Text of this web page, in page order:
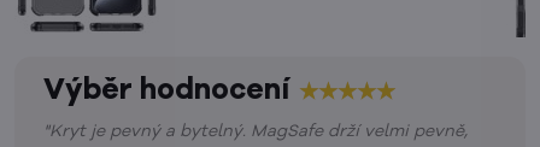
Výběr hodnocení
"Kryt je pevný a bytelný. MagSafe drží velmi pevně,